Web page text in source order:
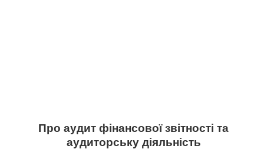
Про аудит фінансової звітності та
аудиторську діяльність